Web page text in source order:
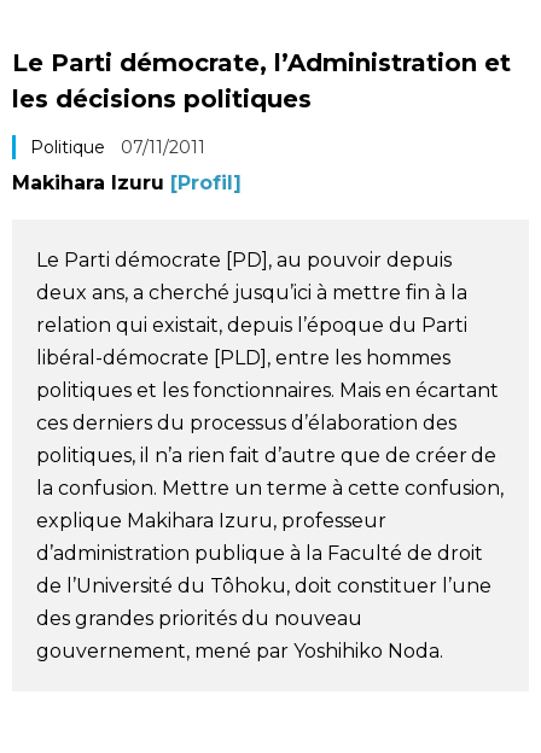
Économie
Culture
Gastronomie
Le japonais
En plus
Données
Séries
official SNS
Le Parti démocrate, l’Administration et
les décisions politiques
Politique 07/11/2011
Makihara Izuru [Profil]
Le Parti démocrate [PD], au pouvoir depuis
deux ans, a cherché jusqu’ici à mettre fin à la
relation qui existait, depuis l’époque du Parti
libéral-démocrate [PLD], entre les hommes
politiques et les fonctionnaires. Mais en écartant
ces derniers du processus d’élaboration des
politiques, il n’a rien fait d’autre que de créer de
la confusion. Mettre un terme à cette confusion,
explique Makihara Izuru, professeur
d’administration publique à la Faculté de droit
de l’Université du Tôhoku, doit constituer l’une
des grandes priorités du nouveau
gouvernement, mené par Yoshihiko Noda.